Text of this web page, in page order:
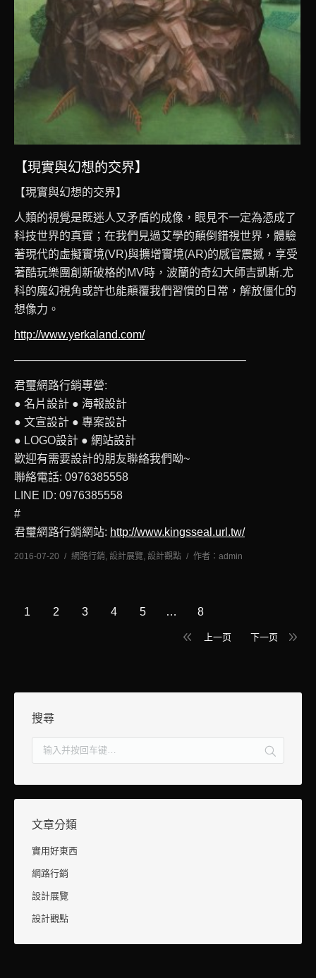
【現實與幻想的交界】
【現實與幻想的交界】
人類的視覺是既迷人又矛盾的成像，眼見不一定為憑成了
科技世界的真實；在我們見過艾學的顛倒錯視世界，體驗
著現代的虛擬實境(VR)與擴增實境(AR)的感官震撼，享受
著酷玩樂團創新破格的MV時，波蘭的奇幻大師吉凱斯.尤
科的魔幻視角或許也能顛覆我們習慣的日常，解放僵化的
想像力。
http://www.yerkaland.com/
————————————————————–
君璽網路行銷專營:
● 名片設計 ● 海報設計
● 文宣設計 ● 專案設計
● LOGO設計 ● 網站設計
歡迎有需要設計的朋友聯絡我們呦~
聯絡電話: 0976385558
LINE ID: 0976385558
#
君璽網路行銷網站: http://www.kingsseal.url.tw/
2016-07-20 網路行銷, 設計展覽, 設計觀點 作者： admin
1 2 3 4 5 … 8
上一页 下一页
搜尋
文章分類
實用好東西
網路行銷
設計展覽
設計觀點